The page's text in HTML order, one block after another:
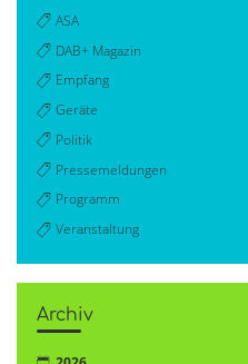
ASA
DAB+ Magazin
Empfang
Geräte
Politik
Pressemeldungen
Programm
Veranstaltung
Archiv